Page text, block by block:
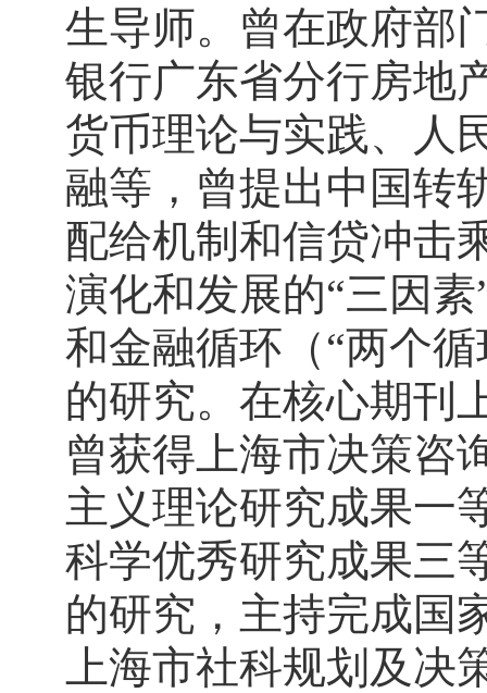
生导师。曾在政府部
银行广东省分行房地
货币理论与实践、人
融等，曾提出中国转
配给机制和信贷冲击
演化和发展的“三因
和金融循环（“两个
的研究。在核心期刊
曾获得上海市决策咨
主义理论研究成果一
科学优秀研究成果三
的研究，主持完成国
上海市社科规划及决